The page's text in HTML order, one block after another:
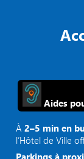
Aides
À2–5 min en
l’Hôtel de Ville